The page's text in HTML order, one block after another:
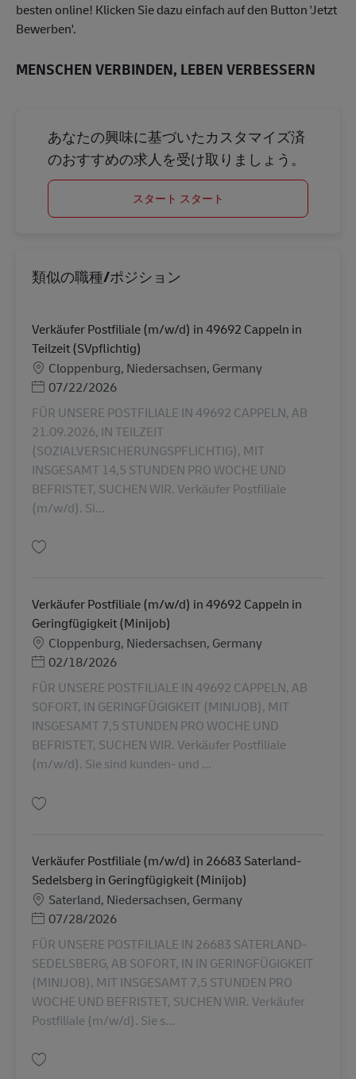
besten online! Klicken Sie dazu einfach auf den Button 'Jetzt
Bewerben'.
MENSCHEN VERBINDEN, LEBEN VERBESSERN
あなたの興味に基づいたカスタマイズ済
のおすすめの求人を受け取りましょう。
スタート スタート
類似の職種/ポジション
Verkäufer Postfiliale (m/w/d) in 49692 Cappeln in
Teilzeit (SVpflichtig)
勤務地
Cloppenburg, Niedersachsen, Germany
Posted Date
07/22/2026
FÜR UNSERE POSTFILIALE IN 49692 CAPPELN, AB
21.09.2026, IN TEILZEIT
(SOZIALVERSICHERUNGSPFLICHTIG), MIT
INSGESAMT 14,5 STUNDEN PRO WOCHE UND
BEFRISTET, SUCHEN WIR. Verkäufer Postfiliale
(m/w/d). Si...
Verkäufer Postfiliale (m/w/d) in 49692 Cappeln in
Geringfügigkeit (Minijob)
勤務地
Cloppenburg, Niedersachsen, Germany
Posted Date
02/18/2026
FÜR UNSERE POSTFILIALE IN 49692 CAPPELN, AB
SOFORT, IN GERINGFÜGIGKEIT (MINIJOB), MIT
INSGESAMT 7,5 STUNDEN PRO WOCHE UND
BEFRISTET, SUCHEN WIR. Verkäufer Postfiliale
(m/w/d). Sie sind kunden- und ...
Verkäufer Postfiliale (m/w/d) in 26683 Saterland-
Sedelsberg in Geringfügigkeit (Minijob)
勤務地
Saterland, Niedersachsen, Germany
Posted Date
07/28/2026
FÜR UNSERE POSTFILIALE IN 26683 SATERLAND-
SEDELSBERG, AB SOFORT, IN IN GERINGFÜGIGKEIT
(MINIJOB), MIT INSGESAMT 7,5 STUNDEN PRO
WOCHE UND BEFRISTET, SUCHEN WIR. Verkäufer
Postfiliale (m/w/d). Sie s...